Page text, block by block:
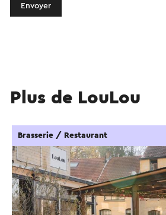
Envoyer
Plus de LouLou
Brasserie / Restaurant